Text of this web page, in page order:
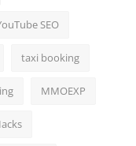
SEO
taxi booking
MMOEXP